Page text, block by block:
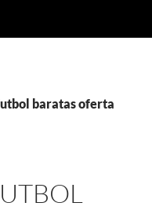
baratas oferta